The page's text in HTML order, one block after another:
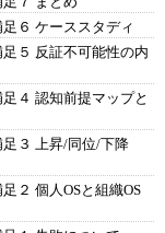
６ ケーススタディ
５ 反証不可能性の内
４ 認知前提マップと
３ 上昇/同位/下降
２ 個人OSと組織OS